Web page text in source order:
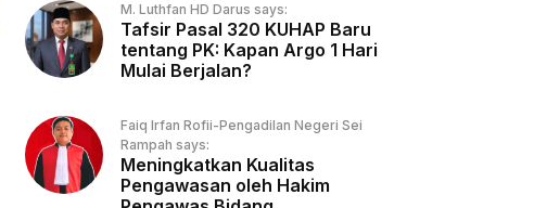
M. Luthfan HD Darus says:
Tafsir Pasal 320 KUHAP Baru
tentang PK: Kapan Argo 1 Hari
Mulai Berjalan?
Faiq Irfan Rofii-Pengadilan Negeri Sei
Rampah says:
Meningkatkan Kualitas
Pengawasan oleh Hakim